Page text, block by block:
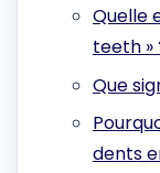
Quelle
teeth »
Que
dents